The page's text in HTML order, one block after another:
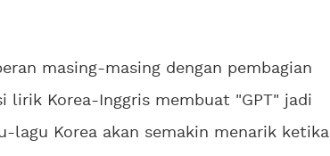
masing-masing dengan pembagian
lirik Korea-Inggris membuat "GPT" jadi
lagu Korea akan semakin menarik ketika